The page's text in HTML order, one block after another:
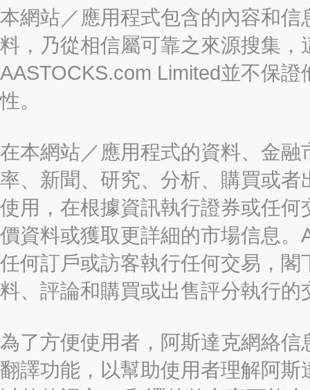
本網站／應用程式包含的內容和
料，乃從相信屬可靠之來源搜集
AASTOCKS.com Limited並不保
性。
在本網站／應用程式的資料、金
率、新聞、研究、分析、購買或
使用，在根據資訊執行證券或任
價資料或獲取更詳細的市場信息
任何訂戶或訪客執行任何交易，
料、評論和購買或出售評分執行的
為了方便使用者，阿斯達克網絡
翻譯功能，以幫助使用者理解阿